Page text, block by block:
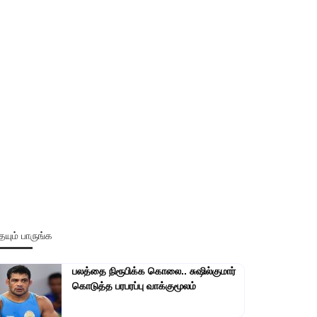
பாருங்க
பலத்தை நிரூபிக்க கொலை.. சுஷில்குமார்
கொடுத்த பரபரப்பு வாக்குமூலம்